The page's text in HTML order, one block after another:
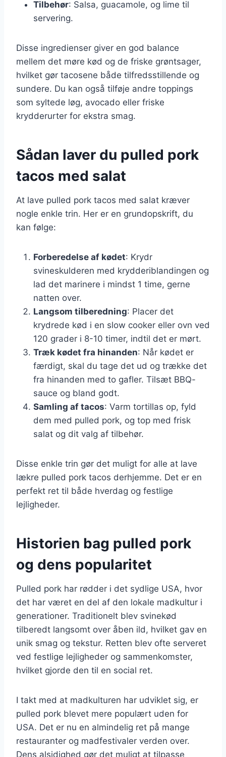
Tilbehør: Salsa, guacamole, og lime til
servering.
Disse ingredienser giver en god balance
mellem det møre kød og de friske grøntsager,
hvilket gør tacosene både tilfredsstillende og
sundere. Du kan også tilføje andre toppings
som syltede løg, avocado eller friske
krydderurter for ekstra smag.
Sådan laver du pulled pork
tacos med salat
At lave pulled pork tacos med salat kræver
nogle enkle trin. Her er en grundopskrift, du
kan følge:
Forberedelse af kødet: Krydr
svineskulderen med krydderiblandingen og
lad det marinere i mindst 1 time, gerne
natten over.
Langsom tilberedning: Placer det
krydrede kød i en slow cooker eller ovn ved
120 grader i 8-10 timer, indtil det er mørt.
Træk kødet fra hinanden: Når kødet er
færdigt, skal du tage det ud og trække det
fra hinanden med to gafler. Tilsæt BBQ-
sauce og bland godt.
Samling af tacos: Varm tortillas op, fyld
dem med pulled pork, og top med frisk
salat og dit valg af tilbehør.
Disse enkle trin gør det muligt for alle at lave
lækre pulled pork tacos derhjemme. Det er en
perfekt ret til både hverdag og festlige
lejligheder.
Historien bag pulled pork
og dens popularitet
Pulled pork har rødder i det sydlige USA, hvor
det har været en del af den lokale madkultur i
generationer. Traditionelt blev svinekød
tilberedt langsomt over åben ild, hvilket gav en
unik smag og tekstur. Retten blev ofte serveret
ved festlige lejligheder og sammenkomster,
hvilket gjorde den til en social ret.
I takt med at madkulturen har udviklet sig, er
pulled pork blevet mere populært uden for
USA. Det er nu en almindelig ret på mange
restauranter og madfestivaler verden over.
Dens alsidighed gør det muligt at tilpasse